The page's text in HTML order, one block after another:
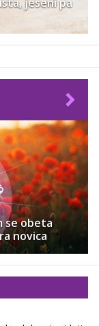
se obeta
novica